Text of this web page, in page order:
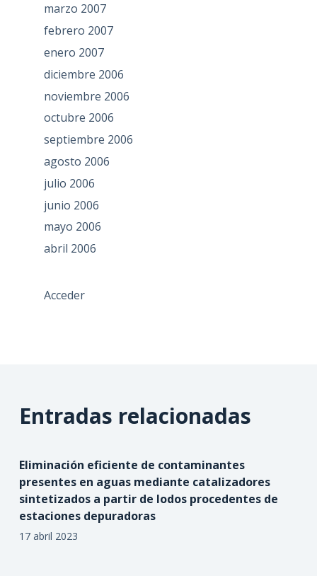
marzo 2007
febrero 2007
enero 2007
diciembre 2006
noviembre 2006
octubre 2006
septiembre 2006
agosto 2006
julio 2006
junio 2006
mayo 2006
abril 2006
Acceder
Entradas relacionadas
Eliminación eficiente de contaminantes
presentes en aguas mediante catalizadores
sintetizados a partir de lodos procedentes de
estaciones depuradoras
17 abril 2023